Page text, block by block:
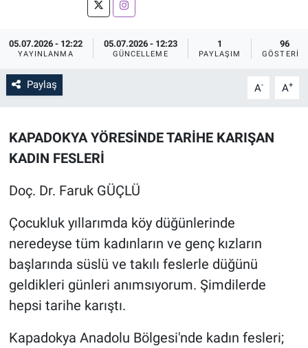
05.07.2026 - 12:22
YAYINLANMA
05.07.2026 - 12:23
GÜNCELLEME
1
PAYLAŞIM
96
GÖSTERIM
Paylaş A- A+
KAPADOKYA YÖRESİNDE TARİHE KARIŞAN
KADIN FESLERİ
Doç. Dr. Faruk GÜÇLÜ
Çocukluk yıllarımda köy düğünlerinde
neredeyse tüm kadınların ve genç kızların
başlarında süslü ve takılı feslerle düğünü
geldikleri günleri anımsıyorum. Şimdilerde
hepsi tarihe karıştı.
Kapadokya Anadolu Bölgesi'nde kadın fesleri;
Yerel
Genel
Asayiş
Türkiye Gündemi
Sizden Gelenler
Yaşam
Sağlık
Eğitim
Kültür
3.Sayfa
Medya
Bilim-Tek
Türkiye Gündemi
Sizden Gelenler